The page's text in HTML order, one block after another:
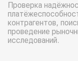
Проверка
контрагентов,
проведение
исследований.